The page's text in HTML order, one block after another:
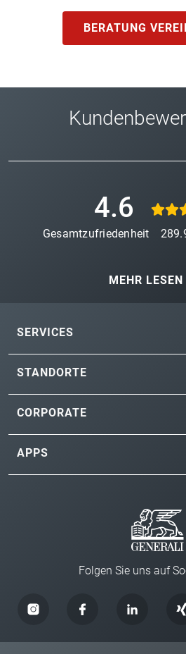
BERATUNG
4.6
Gesamtzufriedenheit
MEHR LESEN
SERVICES
STANDORTE
CORPORATE
APPS
Folgen Sie uns auf